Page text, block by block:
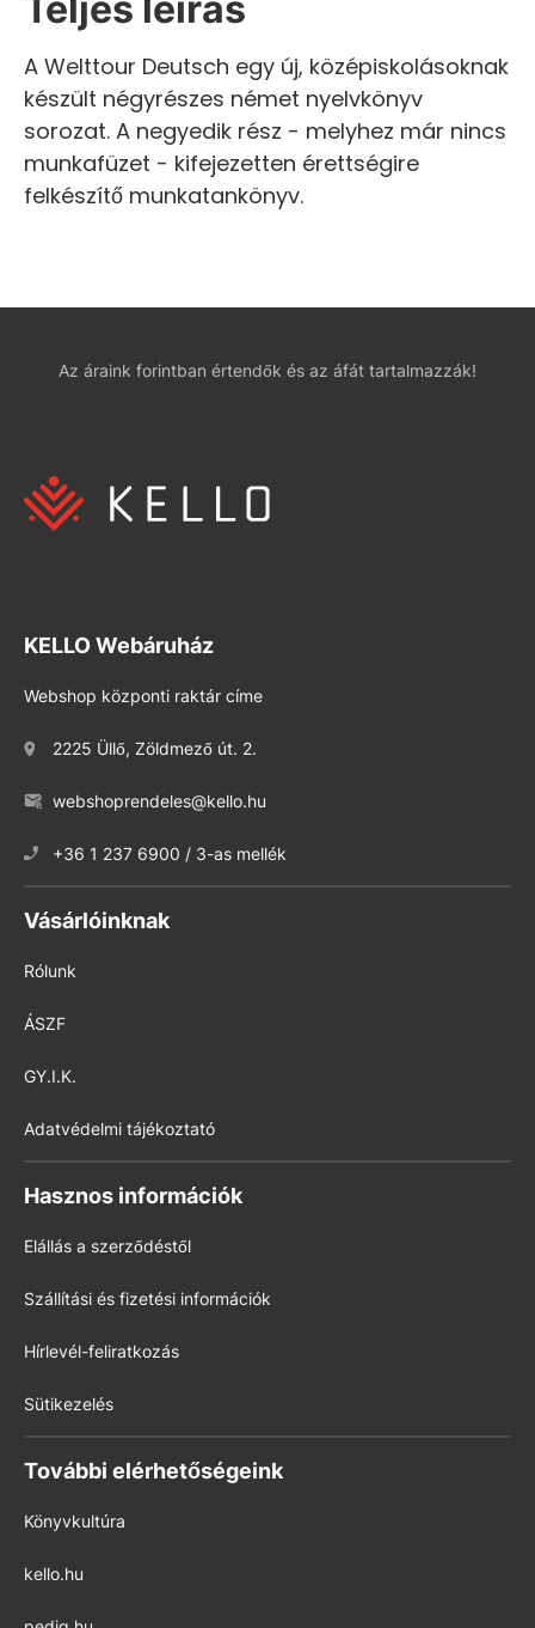
A Welttour Deutsch egy új, középiskolásoknak
készült négyrészes német nyelvkönyv
sorozat. A negyedik rész - melyhez már nincs
munkafüzet - kifejezetten érettségire
felkészítő munkatankönyv.
Az áraink forintban értendők és az áfát tartalmazzák!
KELLO Webáruház
Webshop központi raktár címe
2225 Üllő, Zöldmező út. 2.
webshoprendeles@kello.hu
+36 1 237 6900 / 3-as mellék
Vásárlóinknak
Rólunk
ÁSZF
GY.I.K.
Adatvédelmi tájékoztató
Hasznos információk
Elállás a szerződéstől
Szállítási és fizetési információk
Hírlevél-feliratkozás
Sütikezelés
További elérhetőségeink
Könyvkultúra
kello.hu